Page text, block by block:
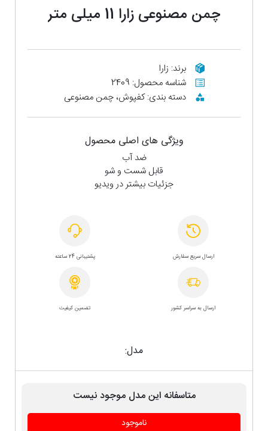
چمن مصنوعی زارا 11 میلی متر
برند: زارا
شناسه محصول: 2409
دسته بندی: کفپوش، چمن مصنوعی
ویژگی های اصلی محصول
ضد آب
قابل شست و شو
جزئیات بیشتر در ویدیو
ارسال سریع سفارش پشتیبانی 24 ساعته
ارسال به سراسر کشور تضمین کیفیت
مدل:
متاسفانه این مدل موجود نیست
ناموجود